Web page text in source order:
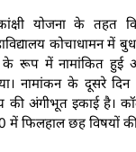
योजना के तहत
कोचाधामन में
के रूप में नामांकित
नामांकन के दूसरे
की अंगीभूत इकाई है।
फिलहाल छह विषयों की